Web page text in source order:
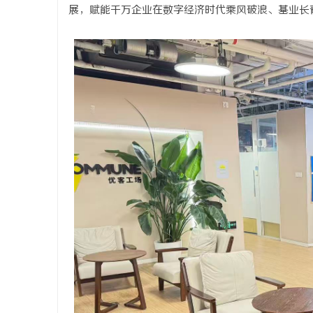
展，赋能千万企业在数字经济时代乘风破浪、基业长